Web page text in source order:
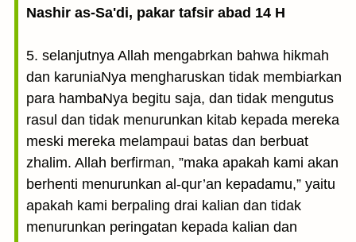
Nashir as-Sa'di, pakar tafsir abad 14 H
5. selanjutnya Allah mengabrkan bahwa hikmah
dan karuniaNya mengharuskan tidak membiarkan
para hambaNya begitu saja, dan tidak mengutus
rasul dan tidak menurunkan kitab kepada mereka
meski mereka melampaui batas dan berbuat
zhalim. Allah berfirman, ”maka apakah kami akan
berhenti menurunkan al-qur’an kepadamu,” yaitu
apakah kami berpaling drai kalian dan tidak
menurunkan peringatan kepada kalian dan